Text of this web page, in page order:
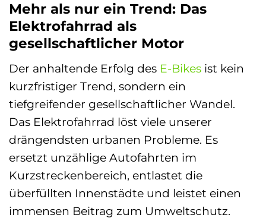
Mehr als nur ein Trend: Das
Elektrofahrrad als
gesellschaftlicher Motor
Der anhaltende Erfolg des E-Bikes ist kein
kurzfristiger Trend, sondern ein
tiefgreifender gesellschaftlicher Wandel.
Das Elektrofahrrad löst viele unserer
drängendsten urbanen Probleme. Es
ersetzt unzählige Autofahrten im
Kurzstreckenbereich, entlastet die
überfüllten Innenstädte und leistet einen
immensen Beitrag zum Umweltschutz.